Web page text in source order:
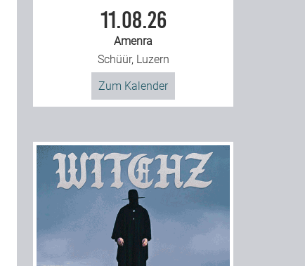
11.08.26
Amenra
Schüür, Luzern
Zum Kalender